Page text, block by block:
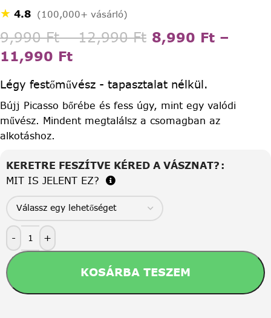
★ 4.8 (100,000+ vásárló)
9,990Ft – 12,990Ft 8,990 Ft –
11,990 Ft
Légy festőművész - tapasztalat nélkül.
Bújj Picasso bőrébe és fess úgy, mint egy valódi
művész. Mindent megtalálsz a csomagban az
alkotáshoz.
KERETRE FESZÍTVE KÉRED A VÁSZNAT?
MIT IS JELENT EZ?
- +
KOSÁRBA TESZEM